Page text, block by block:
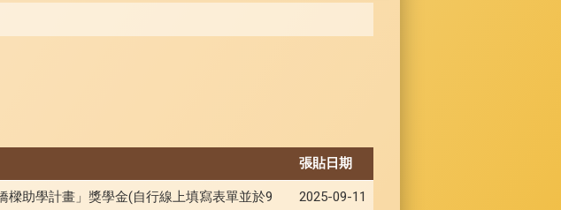
張貼日期
樑助學計畫」獎學金(自行線上填寫表單並於9
2025-09-11